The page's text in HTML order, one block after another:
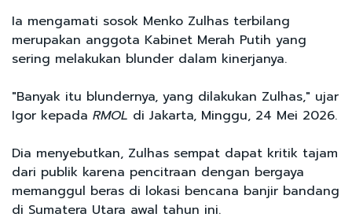
Ia mengamati sosok Menko Zulhas terbilang
merupakan anggota Kabinet Merah Putih yang
sering melakukan blunder dalam kinerjanya.
"Banyak itu blundernya, yang dilakukan Zulhas," ujar
Igor kepada RMOL di Jakarta, Minggu, 24 Mei 2026.
Dia menyebutkan, Zulhas sempat dapat kritik tajam
dari publik karena pencitraan dengan bergaya
memanggul beras di lokasi bencana banjir bandang
di Sumatera Utara awal tahun ini.